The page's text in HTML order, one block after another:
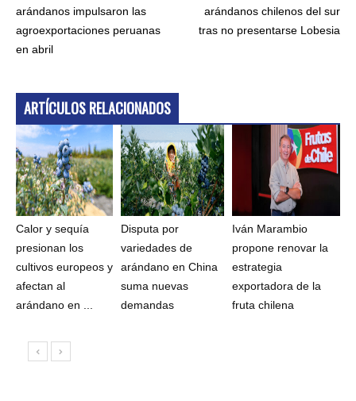
arándanos impulsaron las
agroexportaciones peruanas
en abril
arándanos chilenos del sur
tras no presentarse Lobesia
ARTÍCULOS RELACIONADOS
Calor y sequía
presionan los
cultivos europeos y
afectan al
arándano en ...
Disputa por
variedades de
arándano en China
suma nuevas
demandas
Iván Marambio
propone renovar la
estrategia
exportadora de la
fruta chilena